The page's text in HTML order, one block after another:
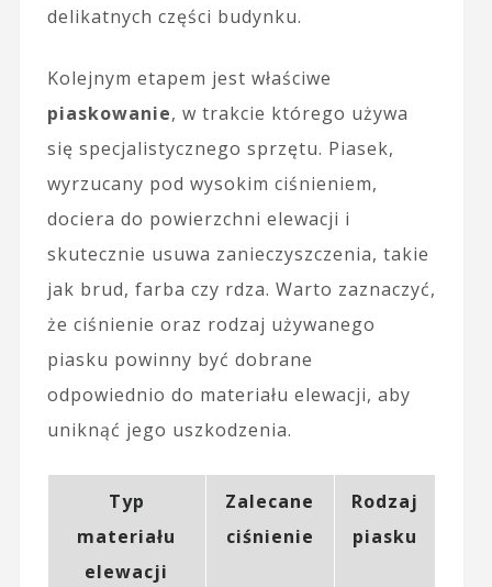
delikatnych części budynku.
Kolejnym etapem jest właściwe
piaskowanie, w trakcie którego używa
się specjalistycznego sprzętu. Piasek,
wyrzucany pod wysokim ciśnieniem,
dociera do powierzchni elewacji i
skutecznie usuwa zanieczyszczenia, takie
jak brud, farba czy rdza. Warto zaznaczyć,
że ciśnienie oraz rodzaj używanego
piasku powinny być dobrane
odpowiednio do materiału elewacji, aby
uniknąć jego uszkodzenia.
Typ
materiału
elewacji
Zalecane
ciśnienie
Rodzaj
piasku